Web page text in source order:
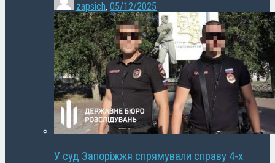
zapsich, 05/12/2025
У суд Запоріжжя спрямували справу 4-х